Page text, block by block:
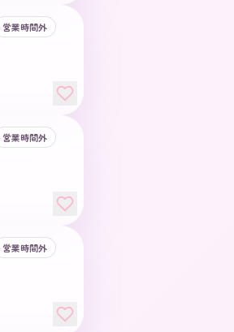
営業時間外
営業時間外
営業時間外